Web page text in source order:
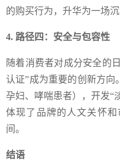
的购买行为，升华为一场
4. 路径四：安全与包容性
随着消费者对成分安全的
认证”成为重要的创新方向
孕妇、哮喘患者），开发“
体现了品牌的人文关怀
间。
结语